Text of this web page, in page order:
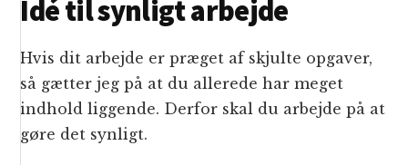
Idé til synligt arbejde
Hvis dit arbejde er præget af skjulte opgaver,
så gætter jeg på at du allerede har meget
indhold liggende. Derfor skal du arbejde på at
gøre det synligt.